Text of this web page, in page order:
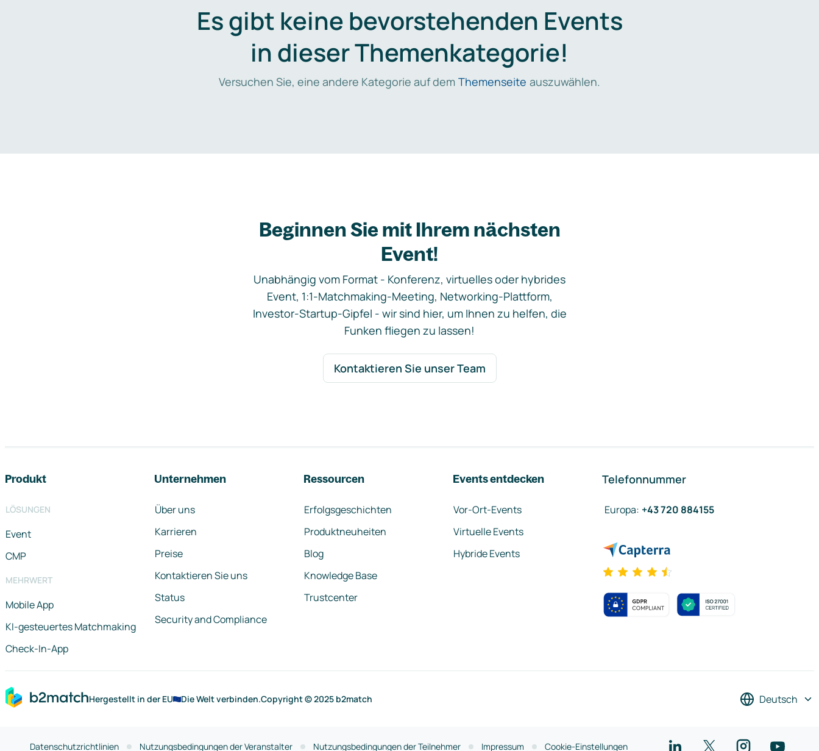
Es gibt keine bevorstehenden Events
in dieser Themenkategorie!
Versuchen Sie, eine andere Kategorie auf dem Themenseite auszuwählen.
Beginnen Sie mit Ihrem nächsten
Event!
Unabhängig vom Format - Konferenz, virtuelles oder hybrides
Event, 1:1-Matchmaking-Meeting, Networking-Plattform,
Investor-Startup-Gipfel - wir sind hier, um Ihnen zu helfen, die
Funken fliegen zu lassen!
Kontaktieren Sie unser Team
Produkt
LÖSUNGEN
Event
CMP
MEHRWERT
Mobile App
KI-gesteuertes Matchmaking
Check-In-App
Unternehmen
Über uns
Karrieren
Preise
Kontaktieren Sie uns
Status
Security and Compliance
Ressourcen
Erfolgsgeschichten
Produktneuheiten
Blog
Knowledge Base
Trustcenter
Events entdecken
Vor-Ort-Events
Virtuelle Events
Hybride Events
Telefonnummer
Europa: +43 720 884155
Hergestellt in der EU Die Welt verbinden.Copyright © 2025 b2match Deutsch
Datenschutzrichtlinien Nutzungsbedingungen der Veranstalter Nutzungsbedingungen der Teilnehmer Impressum Cookie-Einstellungen